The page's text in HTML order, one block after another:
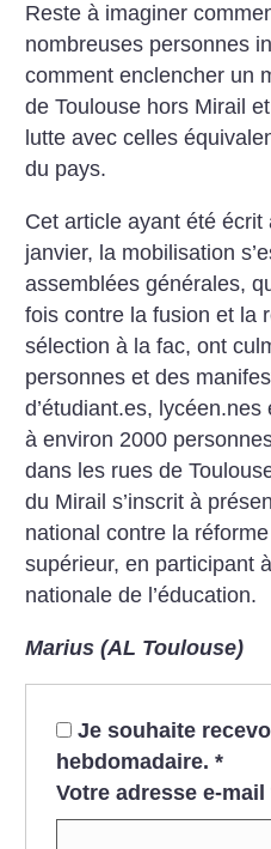
Reste à imaginer
nombreuses personnes
comment enclencher un
de Toulouse hors Mirail
lutte avec celles
du pays.
Cet article ayant été
janvier, la mobilisation
assemblées générales,
fois contre la fusion et la
sélection à la fac, ont
personnes et des
d’étudiant.es,
à environ 2000
dans les rues de
du Mirail s’inscrit à
national contre la
supérieur, en participant
nationale de l’éducation.
Marius (AL Toulouse)
Je souhaite
hebdomadaire. *
Votre adresse e-mail